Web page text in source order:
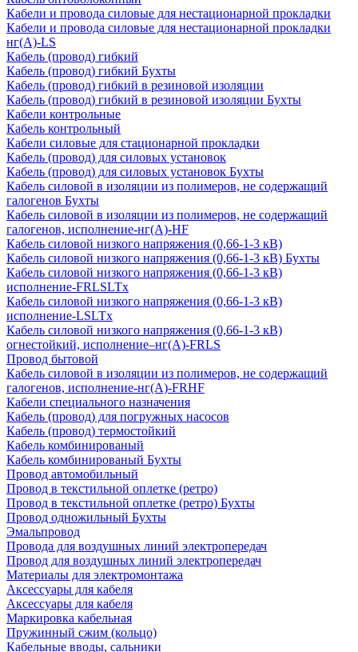
Кабели и провода силовые для нестационарной прокладки
Кабели и провода силовые для нестационарной прокладки
нг(А)-LS
Кабель (провод) гибкий
Кабель (провод) гибкий Бухты
Кабель (провод) гибкий в резиновой изоляции
Кабель (провод) гибкий в резиновой изоляции Бухты
Кабели контрольные
Кабель контрольный
Кабели силовые для стационарной прокладки
Кабель (провод) для силовых установок
Кабель (провод) для силовых установок Бухты
Кабель силовой в изоляции из полимеров, не содержащий
галогенов Бухты
Кабель силовой в изоляции из полимеров, не содержащий
галогенов, исполнение-нг(А)-HF
Кабель силовой низкого напряжения (0,66-1-3 кВ)
Кабель силовой низкого напряжения (0,66-1-3 кВ) Бухты
Кабель силовой низкого напряжения (0,66-1-3 кВ)
исполнение-FRLSLTx
Кабель силовой низкого напряжения (0,66-1-3 кВ)
исполнение-LSLTx
Кабель силовой низкого напряжения (0,66-1-3 кВ)
огнестойкий, исполнение–нг(А)-FRLS
Провод бытовой
Кабель силовой в изоляции из полимеров, не содержащий
галогенов, исполнение-нг(А)-FRHF
Кабели специального назначения
Кабель (провод) для погружных насосов
Кабель (провод) термостойкий
Кабель комбинированый
Кабель комбинированый Бухты
Провод автомобильный
Провод в текстильной оплетке (ретро)
Провод в текстильной оплетке (ретро) Бухты
Провод одножильный Бухты
Эмальпровод
Провода для воздушных линий электропередач
Провод для воздушных линий электропередач
Материалы для электромонтажа
Аксессуары для кабеля
Аксессуары для кабеля
Маркировка кабельная
Пружинный сжим (кольцо)
Кабельные вводы, сальники